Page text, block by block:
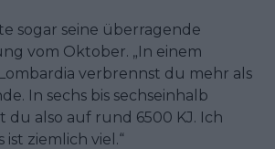
sogar seine überragende
vom Oktober. „In einem
verbrennst du mehr als
In sechs bis sechseinhalb
du also auf rund 6500 KJ. Ich
ziemlich viel.“